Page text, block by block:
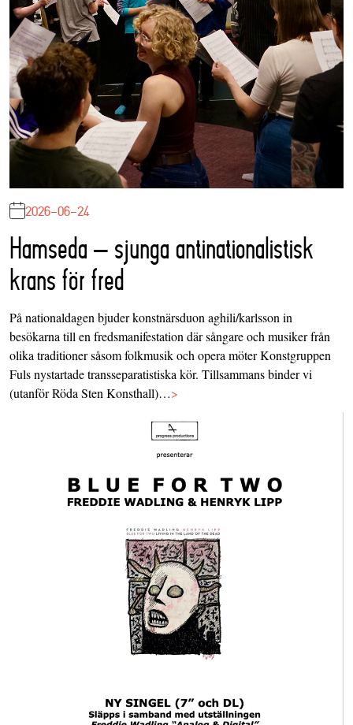
2026-06-24
Hamseda – sjunga antinationalistisk
krans för fred
På nationaldagen bjuder konstnärsduon aghili/karlsson in
besökarna till en fredsmanifestation där sångare och musiker från
olika traditioner såsom folkmusik och opera möter Konstgruppen
Fuls nystartade transseparatistiska kör. Tillsammans binder vi
(utanför Röda Sten Konsthall)…>